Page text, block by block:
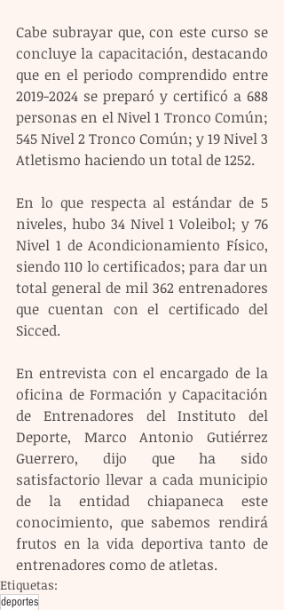
Cabe subrayar que, con este curso se
concluye la capacitación, destacando
que en el periodo comprendido entre
2019-2024 se preparó y certificó a 688
personas en el Nivel 1 Tronco Común;
545 Nivel 2 Tronco Común; y 19 Nivel 3
Atletismo haciendo un total de 1252.
En lo que respecta al estándar de 5
niveles, hubo 34 Nivel 1 Voleibol; y 76
Nivel 1 de Acondicionamiento Físico,
siendo 110 lo certificados; para dar un
total general de mil 362 entrenadores
que cuentan con el certificado del
Sicced.
En entrevista con el encargado de la
oficina de Formación y Capacitación
de Entrenadores del Instituto del
Deporte, Marco Antonio Gutiérrez
Guerrero, dijo que ha sido
satisfactorio llevar a cada municipio
de la entidad chiapaneca este
conocimiento, que sabemos rendirá
frutos en la vida deportiva tanto de
entrenadores como de atletas.
Etiquetas:
deportes